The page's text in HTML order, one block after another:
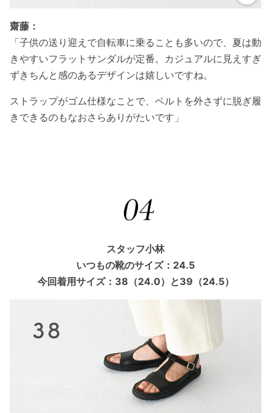
齋藤：
「子供の送り迎えで自転車に乗ることも多いので、夏は動
きやすいフラットサンダルが定番。カジュアルに見えすぎ
ずきちんと感のあるデザインは嬉しいですね。
ストラップがゴム仕様なことで、ベルトを外さずに脱ぎ履
きできるのもなおさらありがたいです」
スタッフ小林
いつもの靴のサイズ：24.5
今回着用サイズ：38（24.0）と39（24.5）